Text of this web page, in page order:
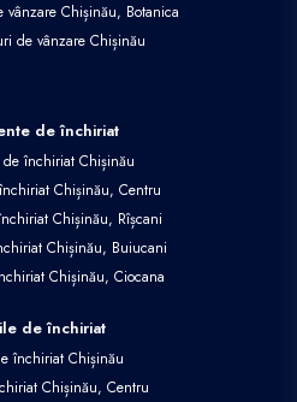
vânzare Chișinău, Botanica
de vânzare Chișinău
de închiriat
de închiriat Chișinău
Chișinău, Centru
Chișinău, Rîșcani
Chișinău, Buiucani
Chișinău, Ciocana
de închiriat
închiriat Chișinău
Chișinău, Centru